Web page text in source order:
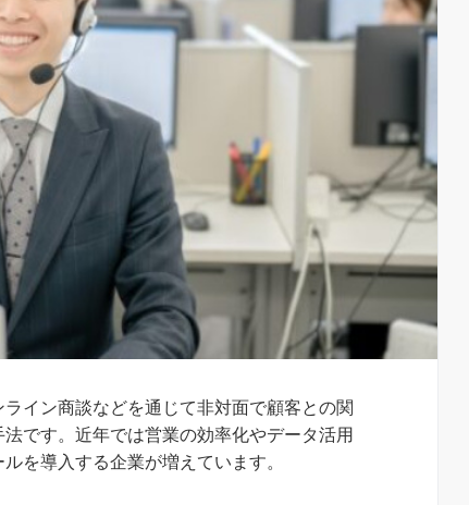
イン商談などを通じて非対面で顧客との関
です。近年では営業の効率化やデータ活用
を導入する企業が増えています。